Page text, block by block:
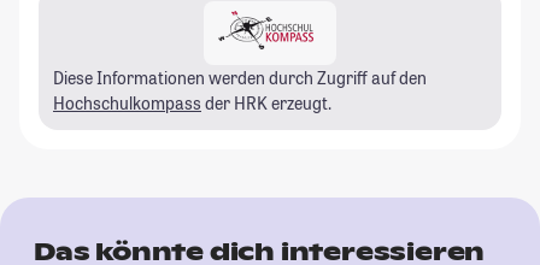
Diese Informationen werden durch Zugriff auf den
Hochschulkompass der HRK erzeugt.
Das könnte dich interessieren